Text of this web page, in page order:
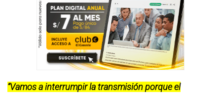
“Vamos a interrumpir la transmisión porque el